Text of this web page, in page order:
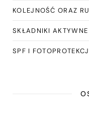
KOLEJNOŚĆ ORAZ
SKŁADNIKI
SPF I